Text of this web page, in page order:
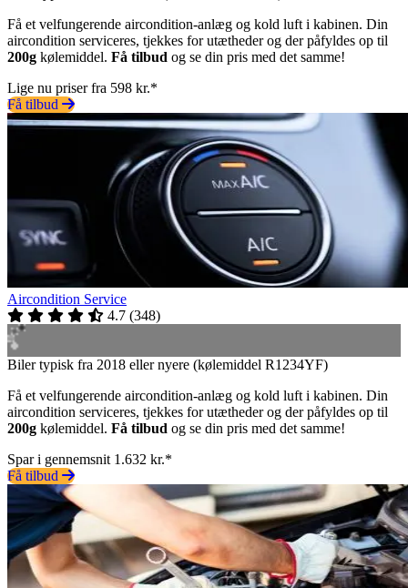
Få et velfungerende aircondition-anlæg og kold luft i kabinen. Din
aircondition serviceres, tjekkes for utætheder og der påfyldes op til
200g kølemiddel. Få tilbud og se din pris med det samme!
Lige nu priser fra 598 kr.*
Få tilbud
Aircondition Service
4.7 (348)
Biler typisk fra 2018 eller nyere (kølemiddel R1234YF)
Få et velfungerende aircondition-anlæg og kold luft i kabinen. Din
aircondition serviceres, tjekkes for utætheder og der påfyldes op til
200g kølemiddel. Få tilbud og se din pris med det samme!
Spar i gennemsnit 1.632 kr.*
Få tilbud